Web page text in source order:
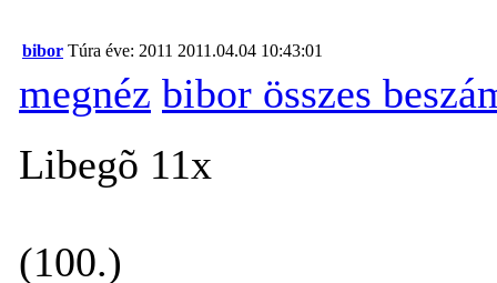
bibor Túra éve: 2011 2011.04.04 10:43:01
megnéz bibor összes
Libegõ 11x
(100.)